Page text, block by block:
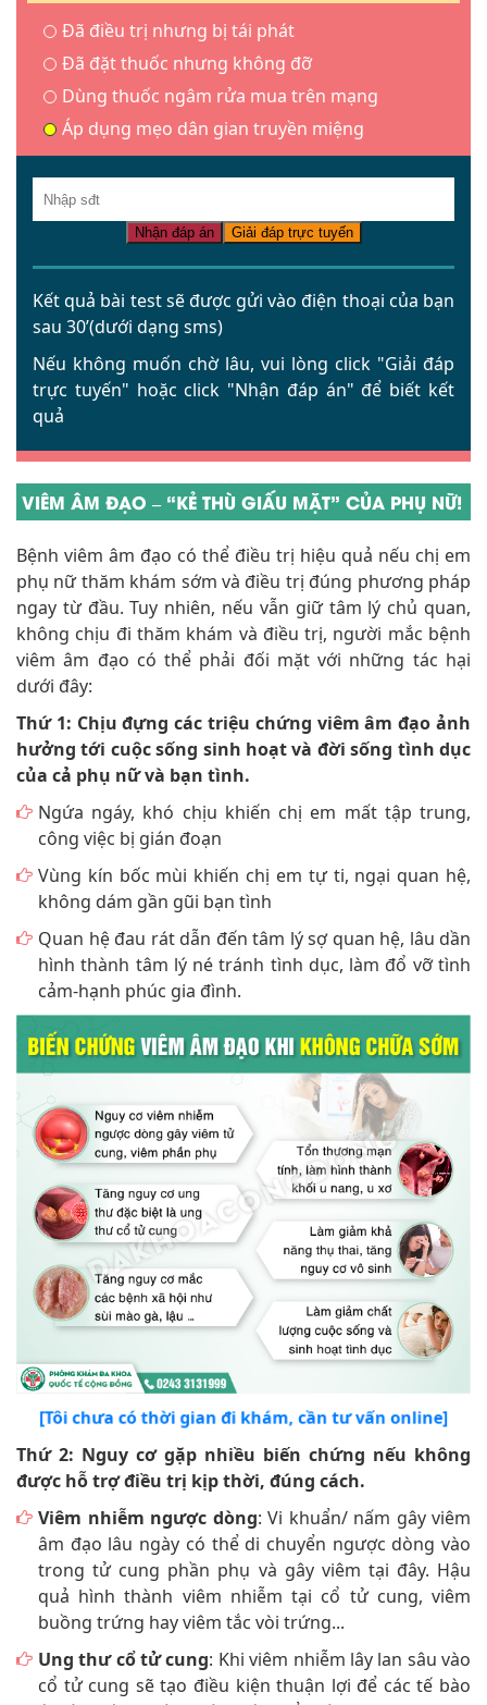
Đã điều trị nhưng bị tái phát
Đã đặt thuốc nhưng không đỡ
Dùng thuốc ngâm rửa mua trên mạng
Áp dụng mẹo dân gian truyền miệng
Kết quả bài test sẽ được gửi vào điện thoại của bạn
sau 30’(dưới dạng sms)
Nếu không muốn chờ lâu, vui lòng click "Giải đáp
trực tuyến" hoặc click "Nhận đáp án" để biết kết
quả
Nhận đáp án Giải đáp trực tuyến
VIÊM ÂM ĐẠO – “KẺ THÙ GIẤU MẶT” CỦA PHỤ NỮ!
Bệnh viêm âm đạo có thể điều trị hiệu quả nếu chị em
phụ nữ thăm khám sớm và điều trị đúng phương pháp
ngay từ đầu. Tuy nhiên, nếu vẫn giữ tâm lý chủ quan,
không chịu đi thăm khám và điều trị, người mắc bệnh
viêm âm đạo có thể phải đối mặt với những tác hại
dưới đây:
Thứ 1: Chịu đựng các triệu chứng viêm âm đạo ảnh
hưởng tới cuộc sống sinh hoạt và đời sống tình dục
của cả phụ nữ và bạn tình.
Ngứa ngáy, khó chịu khiến chị em mất tập trung,
công việc bị gián đoạn
Vùng kín bốc mùi khiến chị em tự ti, ngại quan hệ,
không dám gần gũi bạn tình
Quan hệ đau rát dẫn đến tâm lý sợ quan hệ, lâu dần
hình thành tâm lý né tránh tình dục, làm đổ vỡ tình
cảm-hạnh phúc gia đình.
[Tôi chưa có thời gian đi khám, cần tư vấn online]
Thứ 2: Nguy cơ gặp nhiều biến chứng nếu không
được hỗ trợ điều trị kịp thời, đúng cách.
Viêm nhiễm ngược dòng: Vi khuẩn/ nấm gây viêm
âm đạo lâu ngày có thể di chuyển ngược dòng vào
trong tử cung phần phụ và gây viêm tại đây. Hậu
quả hình thành viêm nhiễm tại cổ tử cung, viêm
buồng trứng hay viêm tắc vòi trứng...
Ung thư cổ tử cung: Khi viêm nhiễm lây lan sâu vào
cổ tử cung sẽ tạo điều kiện thuận lợi để các tế bào